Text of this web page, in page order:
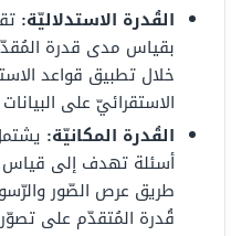
القُدرة الاستدلاليّة:
بقياس مدى قدرة
خلال تطبيق قواعد
الاستقرائيّ على
القُدرة المكانيّة:
أسئلة تهدف إلى قياس
طريق عرص الصّور
قُدرة المُتقدّم على